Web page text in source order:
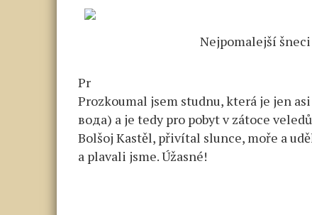
Nejpomalejší
Pr
Prozkoumal jsem studnu, která je jen
вода) a je tedy pro pobyt v zátoce
Bolšoj Kastěl, přivítal slunce, moře a
a plavali jsme. Úžasné!